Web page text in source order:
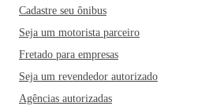
Cadastre seu ônibus
Seja um motorista parceiro
Fretado para empresas
Seja um revendedor autorizado
Agências autorizadas